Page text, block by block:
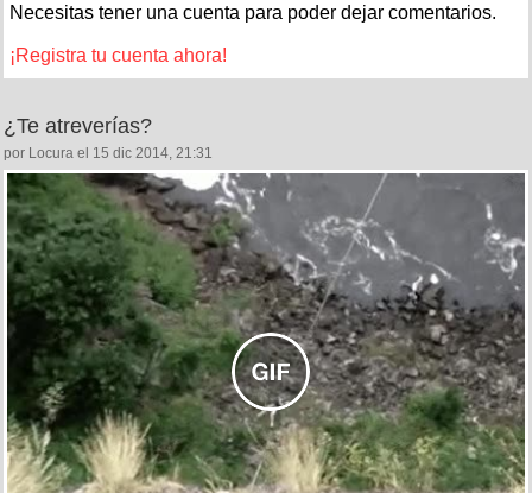
Necesitas tener una cuenta para poder dejar comentarios.
¡Registra tu cuenta ahora!
¿Te atreverías?
por Locura el 15 dic 2014, 21:31